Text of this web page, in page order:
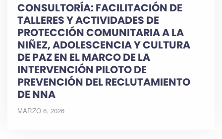
CONSULTORÍA: FACILITACIÓN DE
TALLERES Y ACTIVIDADES DE
PROTECCIÓN COMUNITARIA A LA
NIÑEZ, ADOLESCENCIA Y CULTURA
DE PAZ EN EL MARCO DE LA
INTERVENCIÓN PILOTO DE
PREVENCIÓN DEL RECLUTAMIENTO
DE NNA
MARZO 6, 2026